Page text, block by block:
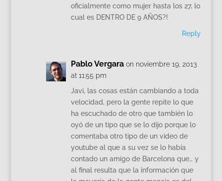
oficialmente como mujer hasta los 27, lo
cual es DENTRO DE 9 AÑOS?!
Reply
Pablo Vergara on noviembre 19, 2013
at 11:55 pm
Javi, las cosas están cambiando a toda
velocidad, pero la gente repite lo que
ha escuchado de otro que también lo
oyó de un tipo que se lo dijo porque lo
comentaba otro tipo de un video de
youtube al que a su vez se lo había
contado un amigo de Barcelona que… y
al final resulta que la información que